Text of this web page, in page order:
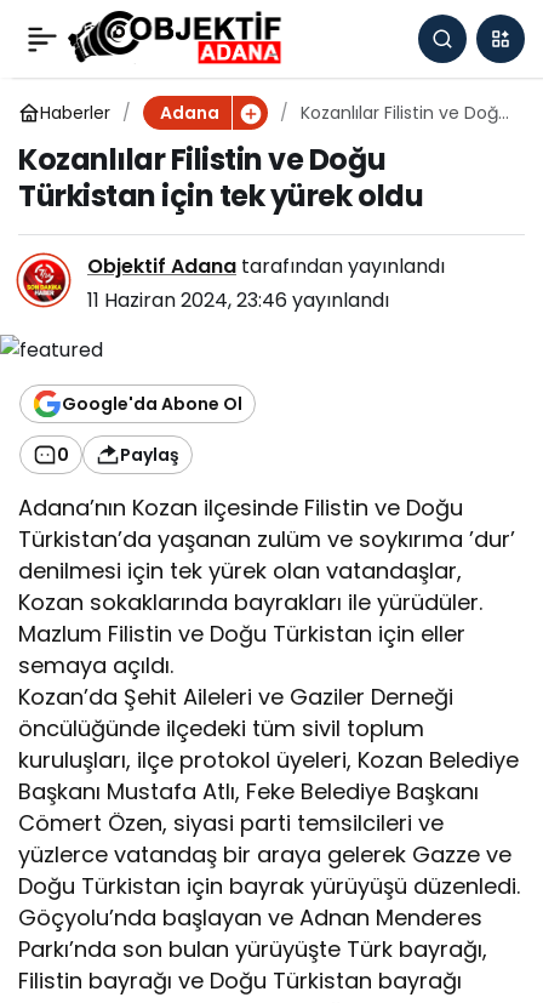
Haberler Adana
Kozanlılar Filistin ve Doğu
oldu
Kozanlılar Filistin ve Doğu
Türkistan için tek yürek oldu
Objektif Adana tarafından yayınlandı
11 Haziran 2024, 23:46yayınlandı
Google'da Abone Ol
0 Paylaş
Adana’nın Kozan ilçesinde Filistin ve Doğu
Türkistan’da yaşanan zulüm ve soykırıma ’dur’
denilmesi için tek yürek olan vatandaşlar,
Kozan sokaklarında bayrakları ile yürüdüler.
Mazlum Filistin ve Doğu Türkistan için eller
semaya açıldı.
Kozan’da Şehit Aileleri ve Gaziler Derneği
öncülüğünde ilçedeki tüm sivil toplum
kuruluşları, ilçe protokol üyeleri, Kozan Belediye
Başkanı Mustafa Atlı, Feke Belediye Başkanı
Cömert Özen, siyasi parti temsilcileri ve
yüzlerce vatandaş bir araya gelerek Gazze ve
Doğu Türkistan için bayrak yürüyüşü düzenledi.
Göçyolu’nda başlayan ve Adnan Menderes
Parkı’nda son bulan yürüyüşte Türk bayrağı,
Filistin bayrağı ve Doğu Türkistan bayrağı
Kozanlılar Filistin ve
Doğu Türkistan için tek
yürek oldu